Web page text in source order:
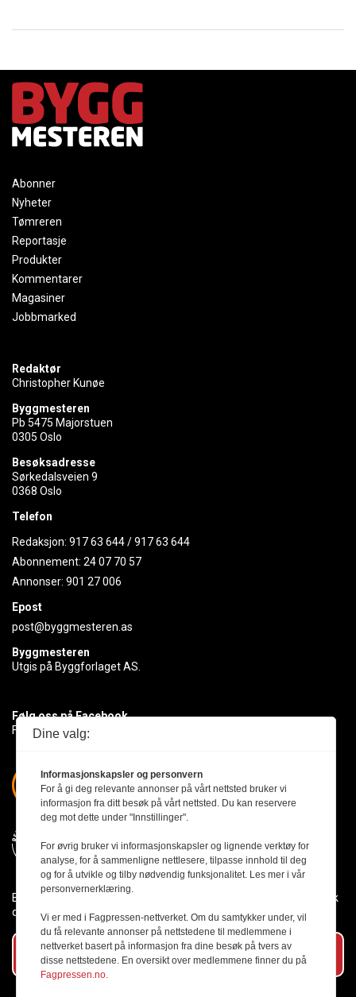
Abonner
Nyheter
Tømreren
Reportasje
Produkter
Kommentarer
Magasiner
Jobbmarked
Redaktør
Christopher Kunøe
Byggmesteren
Pb 5475 Majorstuen
0305 Oslo
Besøksadresse
Sørkedalsveien 9
0368 Oslo
Telefon
Redaksjon: 917 63 644/917 63 644
Abonnement: 24 07 70 57
Annonser: 901 27 006
Epost
post@byggmesteren.as
Byggmesteren
Utgis på Byggforlaget AS.
Følg oss på Facebook
Få med deg det siste innen byggebransjen
Byggmesteren følger Vær Varsom-plakaten og presseetikken slik
den er nedfelt i Redaktørplakaten.
Abonner på vårt nyhetsbrev
Dine valg:
Informasjonskapsler og personvern
For å gi deg relevante annonser på vårt nettsted bruker vi
informasjon fra ditt besøk på vårt nettsted. Du kan reservere
deg mot dette under "Innstillinger".
For øvrig bruker vi informasjonskapsler og lignende verktøy for
analyse, for å sammenligne nettlesere, tilpasse innhold til deg
og for å utvikle og tilby nødvendig funksjonalitet. Les mer i vår
personvernerklæring.
Vi er med i Fagpressen-nettverket. Om du samtykker under, vil
du få relevante annonser på nettstedene til medlemmene i
nettverket basert på informasjon fra dine besøk på tvers av
disse nettstedene. En oversikt over medlemmene finner du på
Fagpressen.no.